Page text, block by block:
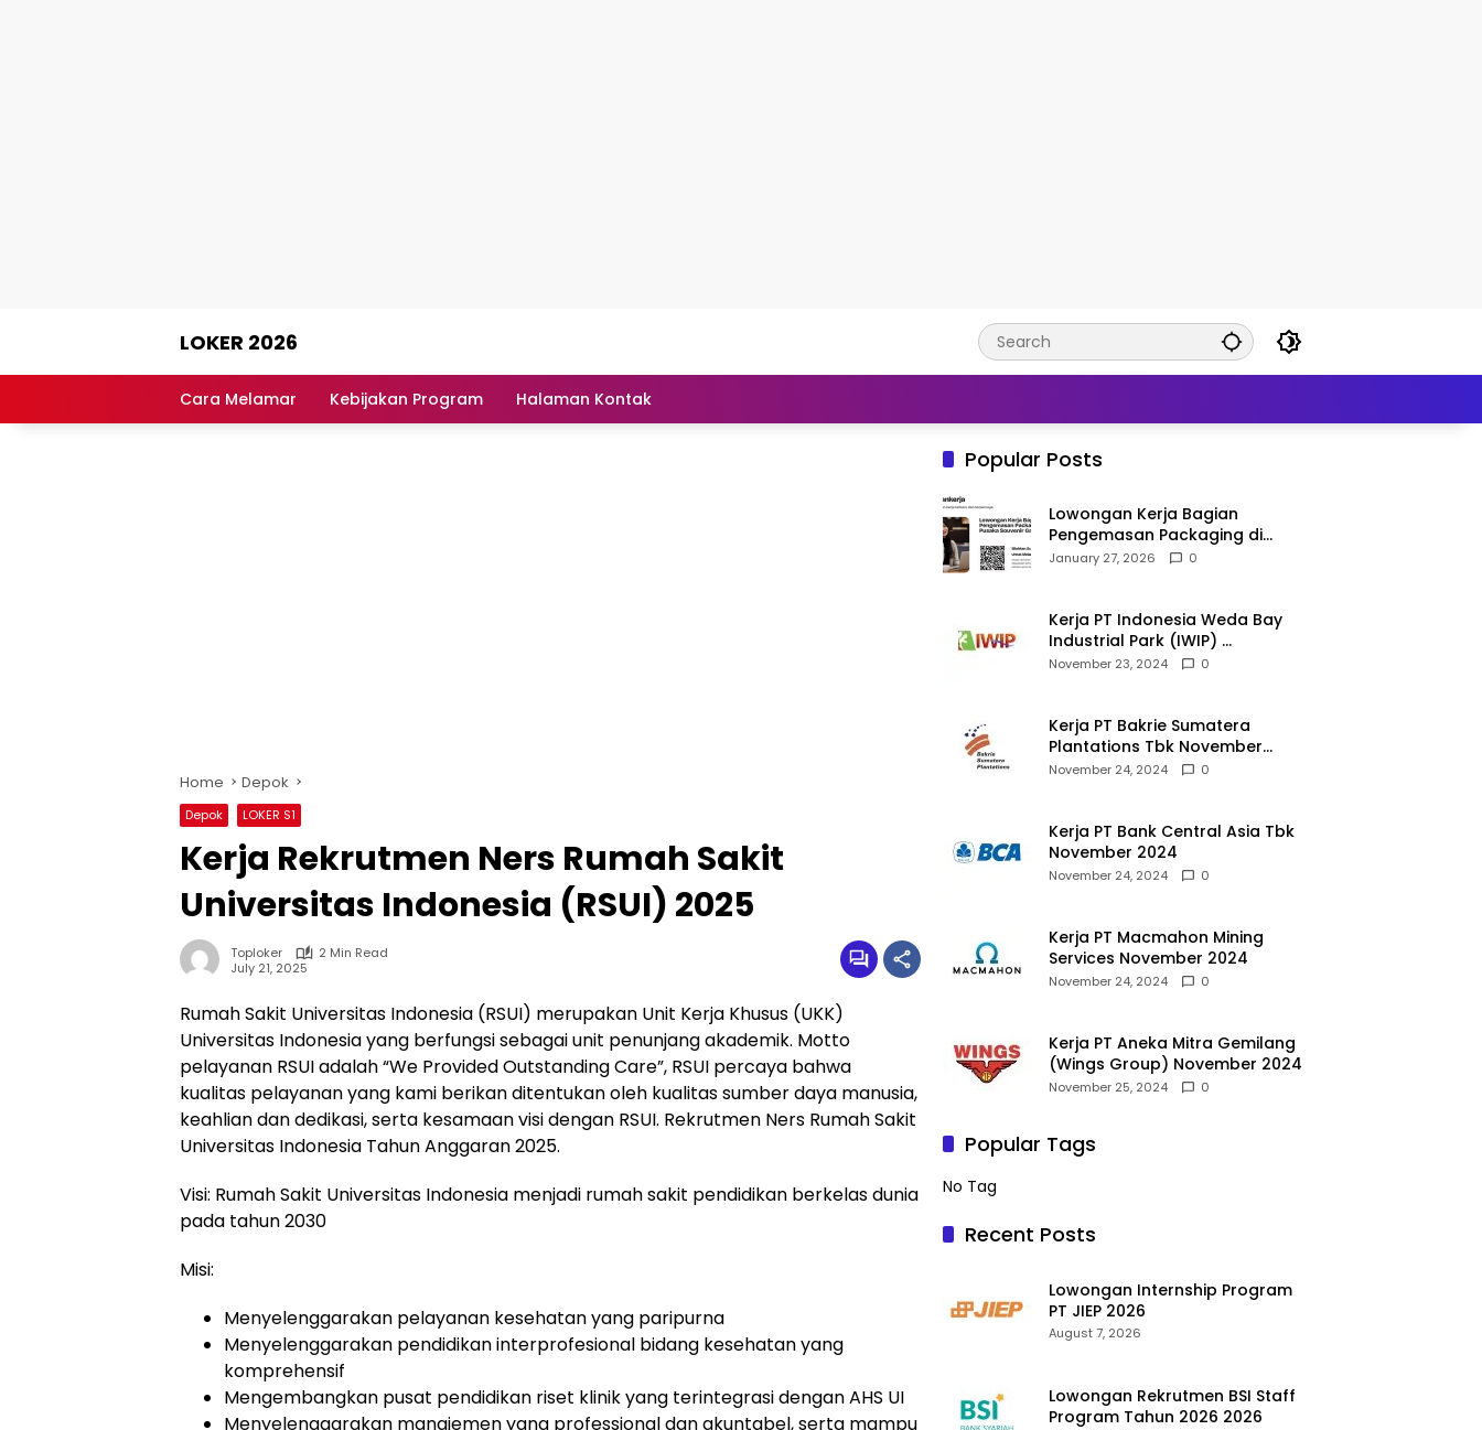
LOKER 2026
Lowongan
Cara Melamar Kebijakan Program Halaman Kontak
Home Depok
Depok LOKER S1
Kerja Rekrutmen Ners Rumah Sakit
Universitas Indonesia (RSUI) 2025
Toploker
2 Min Read
July 21, 2025
Rumah Sakit Universitas Indonesia (RSUI) merupakan Unit Kerja Khusus (UKK)
Universitas Indonesia yang berfungsi sebagai unit penunjang akademik. Motto
pelayanan RSUI adalah “We Provided Outstanding Care”, RSUI percaya bahwa
kualitas pelayanan yang kami berikan ditentukan oleh kualitas sumber daya manusia,
keahlian dan dedikasi, serta kesamaan visi dengan RSUI. Rekrutmen Ners Rumah Sakit
Universitas Indonesia Tahun Anggaran 2025.
Visi: Rumah Sakit Universitas Indonesia menjadi rumah sakit pendidikan berkelas dunia
pada tahun 2030
Misi:
Menyelenggarakan pelayanan kesehatan yang paripurna
Menyelenggarakan pendidikan interprofesional bidang kesehatan yang
komprehensif
Mengembangkan pusat pendidikan riset klinik yang terintegrasi dengan AHS UI
Menyelenggarakan manajemen yang professional dan akuntabel, serta mampu
Popular Posts
Lowongan Kerja Bagian
Pengemasan Packaging di
Pusaka Souvenir Gallery
January 27, 2026 0
Kerja PT Indonesia Weda Bay
Industrial Park (IWIP)
November 2024
November 23, 2024 0
Kerja PT Bakrie Sumatera
Plantations Tbk November
2024
November 24, 2024 0
Kerja PT Bank Central Asia Tbk
November 2024
November 24, 2024 0
Kerja PT Macmahon Mining
Services November 2024
November 24, 2024 0
Kerja PT Aneka Mitra Gemilang
(Wings Group) November 2024
November 25, 2024 0
Popular Tags
No Tag
Recent Posts
Lowongan Internship Program
PT JIEP 2026
August 7, 2026
Lowongan Rekrutmen BSI Staff
Program Tahun 2026 2026